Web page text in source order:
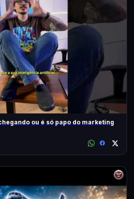
ou é só papo do marketing